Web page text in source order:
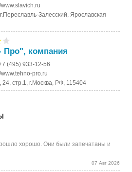
www.slavich.ru
Залесский, Ярославская
Про", компания
(495) 933-12-56
www.tehno-pro.ru
стр.1, г.Москва, РФ, 115404
хорошо. Они были запечатаны и
07 Авг 2026